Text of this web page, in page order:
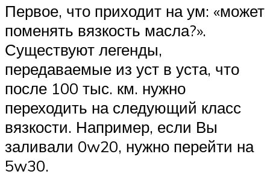
Первое, что приходит на ум: «может
поменять вязкость масла?».
Существуют легенды,
передаваемые из уст в уста, что
после 100 тыс. км. нужно
переходить на следующий класс
вязкости. Например, если Вы
заливали 0w20, нужно перейти на
5w30.